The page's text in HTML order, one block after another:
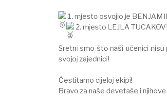
1. mjesto osvojio je
2. mjesto LEJLA
Sretni smo što naši učenici
svojoj zajednici!
Čestitamo cijeloj ekipi!
Bravo za naše devetaše i